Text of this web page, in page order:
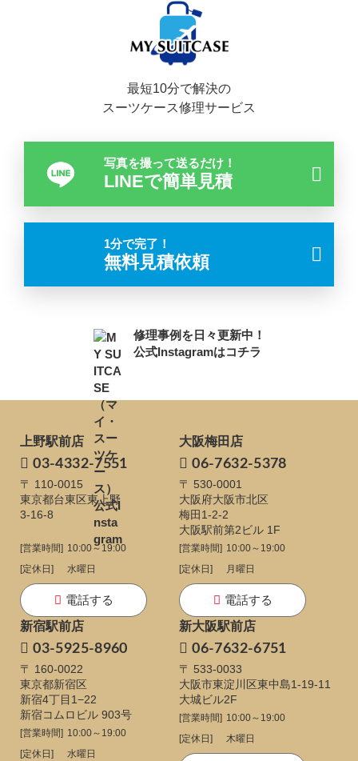
最短10分で解決の
スーツケース修理サービス
写真を撮って送るだけ！
LINEで簡単見積
1分で完了！
無料見積依頼
修理事例を日々更新中！
公式Instagramはコチラ
上野駅前店
03-4332-7551
〒 110-0015
東京都台東区東上野
3-16-8
[営業時間] 10:00～19:00
[定休日]
水曜日
電話する
大阪梅田店
06-7632-5378
〒 530-0001
大阪府大阪市北区
梅田1-2-2
大阪駅前第2ビル 1F
[営業時間] 10:00～19:00
[定休日]
月曜日
電話する
新宿駅前店
03-5925-8960
〒 160-0022
東京都新宿区
新宿4丁目1−22
新宿コムロビル 903号
[営業時間] 10:00～19:00
[定休日]
水曜日
新大阪駅前店
06-7632-6751
〒 533-0033
大阪市東淀川区東中島1-19-11
大城ビル2F
[営業時間] 10:00～19:00
[定休日]
木曜日